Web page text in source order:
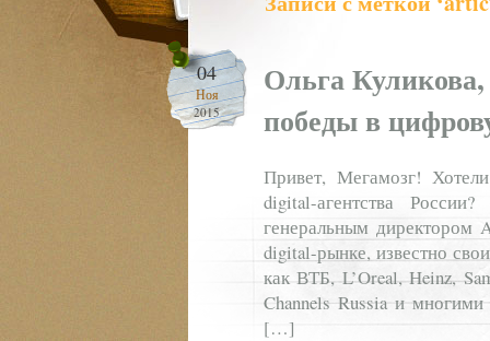
04
Ноя
2015
Ольга
победы в
Привет, Мегамозг!
digital-агентства
генеральным директором
digital-рынке, известно
как ВТБ, L’Oreal, Heinz,
Channels Russia и
[…]